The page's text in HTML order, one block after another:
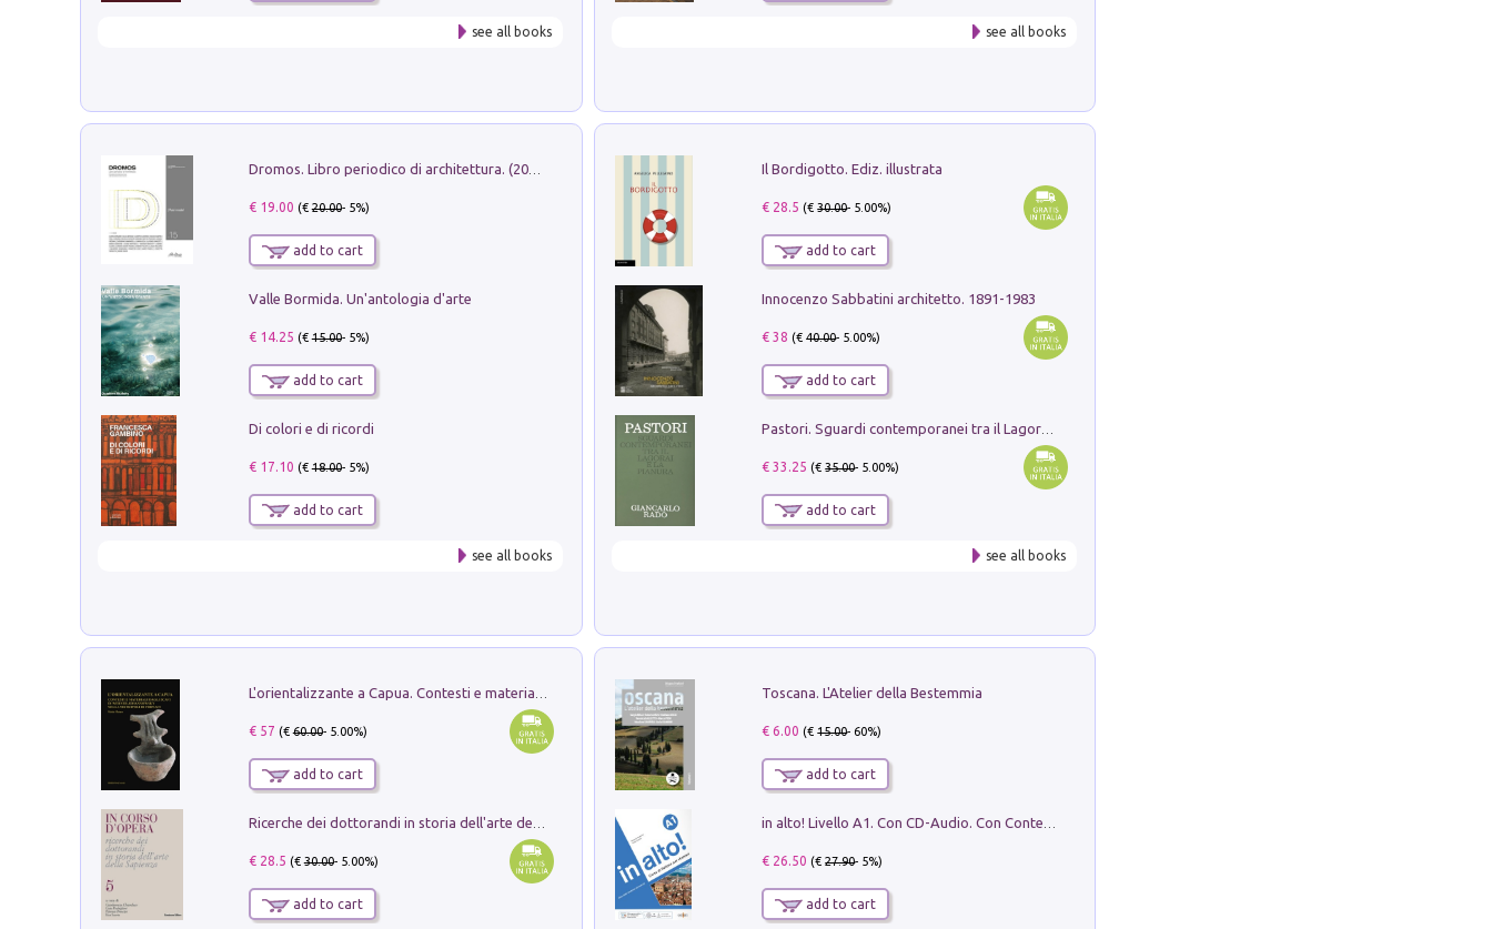
see all books see all books
Dromos. Libro periodico di architettura. (2026). Vol. 15: Post-model
€ 19.00 (€20.00- 5%)
add to cart
Valle Bormida. Un'antologia d'arte
€ 14.25 (€15.00- 5%)
add to cart
Di colori e di ricordi
€ 17.10 (€18.00- 5%)
add to cart
see all books
Il Bordigotto. Ediz. illustrata
€ 28.5 (€30.00- 5.00%)
add to cart
Innocenzo Sabbatini architetto. 1891-1983
€ 38 (€40.00- 5.00%)
add to cart
€ 33.25 (€35.00- 5.00%)
add to cart
see all books
€ 57 (€60.00- 5.00%)
add to cart
€ 28.5 (€30.00- 5.00%)
add to cart
Toscana. L'Atelier della Bestemmia
€ 6.00 (€15.00- 60%)
add to cart
€ 26.50 (€27.90- 5%)
add to cart